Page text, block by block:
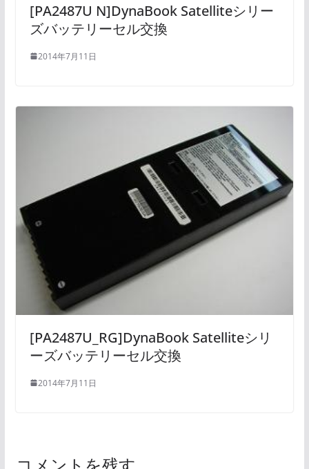
[PA2487U N]DynaBook Satelliteシリー
ズバッテリーセル交換
2014年7月11日
[PA2487U_RG]DynaBook Satelliteシリ
ーズバッテリーセル交換
2014年7月11日
コメントを残す